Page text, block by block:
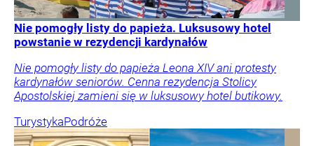
Nie pomogły listy do papieża. Luksusowy hotel
powstanie w rezydencji kardynałów
Nie pomogły listy do papieża Leona XIV ani protesty
kardynałów seniorów. Cenna rezydencja Stolicy
Apostolskiej zamieni się w luksusowy hotel butikowy.
TurystykaPodróże